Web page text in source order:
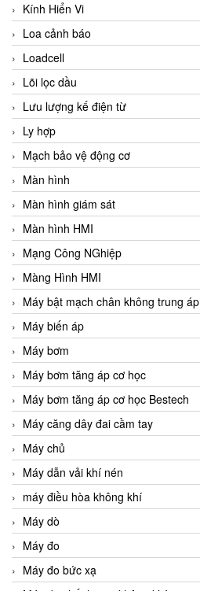
Kính Hiển Vi
Loa cảnh báo
Loadcell
Lõi lọc dầu
Lưu lượng kế điện từ
Ly hợp
Mạch bảo vệ động cơ
Màn hình
Màn hình giám sát
Màn hình HMI
Mạng Công NGhiệp
Màng Hình HMI
Máy bật mạch chân không trung áp
Máy biến áp
Máy bơm
Máy bơm tăng áp cơ học
Máy bơm tăng áp cơ học Bestech
Máy căng dây đai cầm tay
Máy chủ
Máy dẫn vải khí nén
máy điều hòa không khí
Máy dò
Máy đo
Máy đo bức xạ